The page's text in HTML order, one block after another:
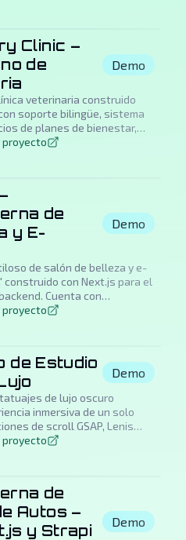
Clinic –
de
Demo
veterinaria construido
soporte bilingüe, sistema
de planes de bienestar,
y una experiencia
proyecto
de
y E-
Demo
de salón de belleza y e-
construido con Next.js para el
Cuenta con
salón incluyendo reservas,
contemporáneo online.
proyecto
de Estudio
Demo
de lujo oscuro
inmersiva de un solo
de scroll GSAP, Lenis
Swiper y una sensación de
proyecto
de
Autos –
y Strapi
Demo